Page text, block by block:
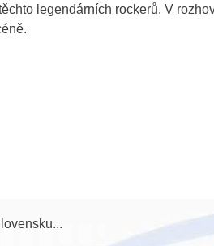
legendárních rockerů. V